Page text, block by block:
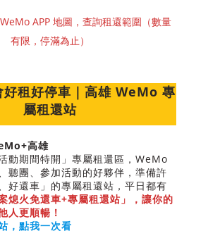
APP 地圖，查詢租還範圍（數量
有限，停滿為止）
好租好停車｜高雄 WeMo專
屬租還站
高雄
動期間特開」專屬租還區，WeMo
聽團、參加活動的好夥伴，準備許
好還車」的專屬租還站，平日都有
熄火免還車+專屬租還站」，讓你的
人更順暢！
，點我一次看